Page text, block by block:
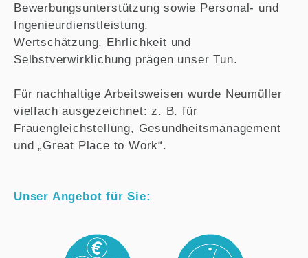
Bewerbungsunterstützung sowie Personal- und
Ingenieurdienstleistung.
Wertschätzung, Ehrlichkeit und
Selbstverwirklichung prägen unser Tun.
Für nachhaltige Arbeitsweisen wurde Neumüller
vielfach ausgezeichnet: z. B. für
Frauengleichstellung, Gesundheitsmanagement
und „Great Place to Work“.
Unser Angebot für Sie: